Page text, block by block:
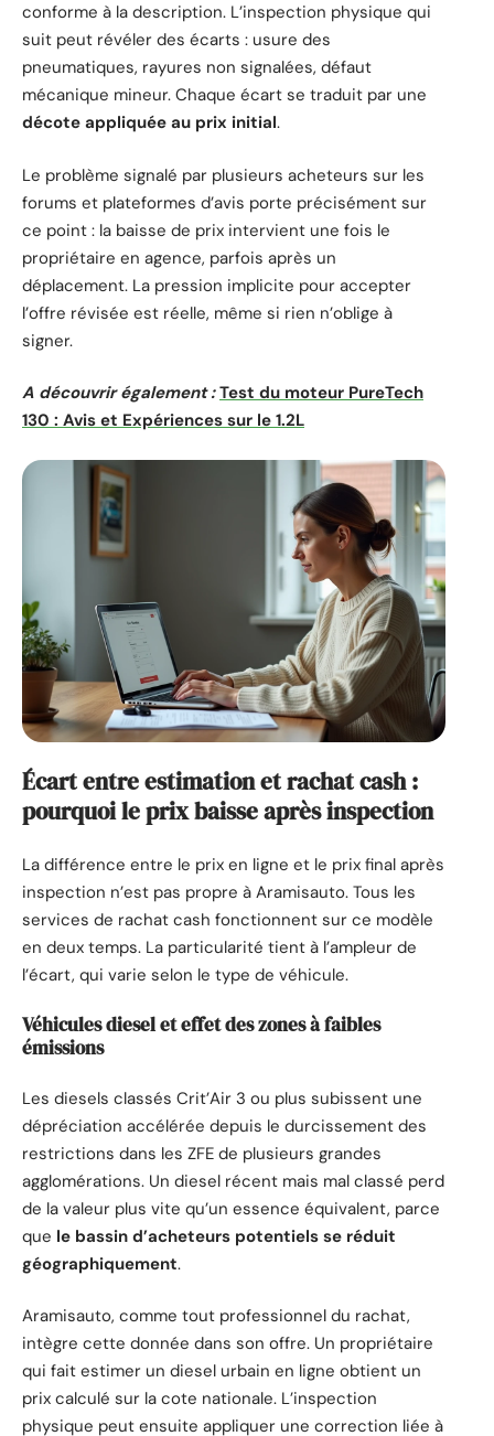
conforme à la description. L’inspection physique qui
suit peut révéler des écarts : usure des
pneumatiques, rayures non signalées, défaut
mécanique mineur. Chaque écart se traduit par une
décote appliquée au prix initial.
Le problème signalé par plusieurs acheteurs sur les
forums et plateformes d’avis porte précisément sur
ce point : la baisse de prix intervient une fois le
propriétaire en agence, parfois après un
déplacement. La pression implicite pour accepter
l’offre révisée est réelle, même si rien n’oblige à
signer.
A découvrir également : Test du moteur PureTech
130 : Avis et Expériences sur le 1.2L
Écart entre estimation et rachat cash :
pourquoi le prix baisse après inspection
La différence entre le prix en ligne et le prix final après
inspection n’est pas propre à Aramisauto. Tous les
services de rachat cash fonctionnent sur ce modèle
en deux temps. La particularité tient à l’ampleur de
l’écart, qui varie selon le type de véhicule.
Véhicules diesel et effet des zones à faibles
émissions
Les diesels classés Crit’Air 3 ou plus subissent une
dépréciation accélérée depuis le durcissement des
restrictions dans les ZFE de plusieurs grandes
agglomérations. Un diesel récent mais mal classé perd
de la valeur plus vite qu’un essence équivalent, parce
que le bassin d’acheteurs potentiels se réduit
géographiquement.
Aramisauto, comme tout professionnel du rachat,
intègre cette donnée dans son offre. Un propriétaire
qui fait estimer un diesel urbain en ligne obtient un
prix calculé sur la cote nationale. L’inspection
physique peut ensuite appliquer une correction liée à